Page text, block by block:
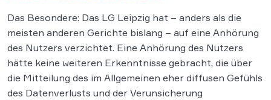
Das Besondere: Das LG Leipzig hat – anders als die
meisten anderen Gerichte bislang – auf eine Anhörung
des Nutzers verzichtet. Eine Anhörung des Nutzers
hätte keine weiteren Erkenntnisse gebracht, die über
die Mitteilung des im Allgemeinen eher diffusen Gefühls
des Datenverlusts und der Verunsicherung